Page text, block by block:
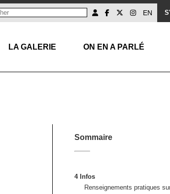
EN
LA GALERIE ON EN A PARLÉ
Sommaire
4 Infos
Renseignements pratiques